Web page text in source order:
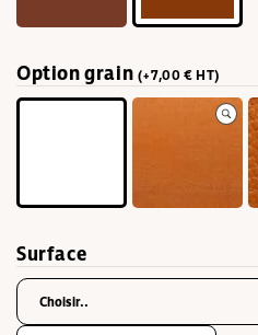
Option grain (+7,00 € HT)
Surface
Choisir..